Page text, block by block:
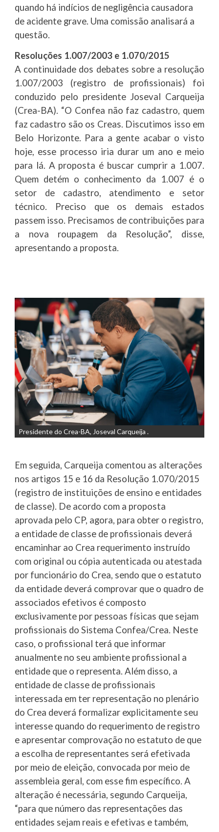
quando há indícios de negligência causadora
de acidente grave. Uma comissão analisará a
questão.
Resoluções 1.007/2003 e 1.070/2015
A continuidade dos debates sobre a resolução
1.007/2003 (registro de profissionais) foi
conduzido pelo presidente Joseval Carqueija
(Crea-BA). “O Confea não faz cadastro, quem
faz cadastro são os Creas. Discutimos isso em
Belo Horizonte. Para a gente acabar o visto
hoje, esse processo iria durar um ano e meio
para lá. A proposta é buscar cumprir a 1.007.
Quem detém o conhecimento da 1.007 é o
setor de cadastro, atendimento e setor
técnico. Preciso que os demais estados
passem isso. Precisamos de contribuições para
a nova roupagem da Resolução”, disse,
apresentando a proposta.
Presidente do Crea-BA, Joseval Carqueija .
Em seguida, Carqueija comentou as alterações
nos artigos 15 e 16 da Resolução 1.070/2015
(registro de instituições de ensino e entidades
de classe). De acordo com a proposta
aprovada pelo CP, agora, para obter o registro,
a entidade de classe de profissionais deverá
encaminhar ao Crea requerimento instruído
com original ou cópia autenticada ou atestada
por funcionário do Crea, sendo que o estatuto
da entidade deverá comprovar que o quadro de
associados efetivos é composto
exclusivamente por pessoas físicas que sejam
profissionais do Sistema Confea/Crea. Neste
caso, o profissional terá que informar
anualmente no seu ambiente profissional a
entidade que o representa. Além disso, a
entidade de classe de profissionais
interessada em ter representação no plenário
do Crea deverá formalizar explicitamente seu
interesse quando do requerimento de registro
e apresentar comprovação no estatuto de que
a escolha de representantes será efetivada
por meio de eleição, convocada por meio de
assembleia geral, com esse fim específico. A
alteração é necessária, segundo Carqueija,
“para que número das representações das
entidades sejam reais e efetivas e também,